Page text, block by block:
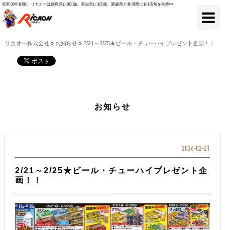
昭和36年創業、リカオーは徳島県に9店舗、高知県に3店舗、愛媛県と香川県に各1店舗を営業中
リカオー株式会社 » お知らせ » 2/21～2/25★ビール・チューハイプレゼント企画！！
お知らせ
2026-02-21
2/21～2/25★ビール・チューハイプレゼント企
画！！